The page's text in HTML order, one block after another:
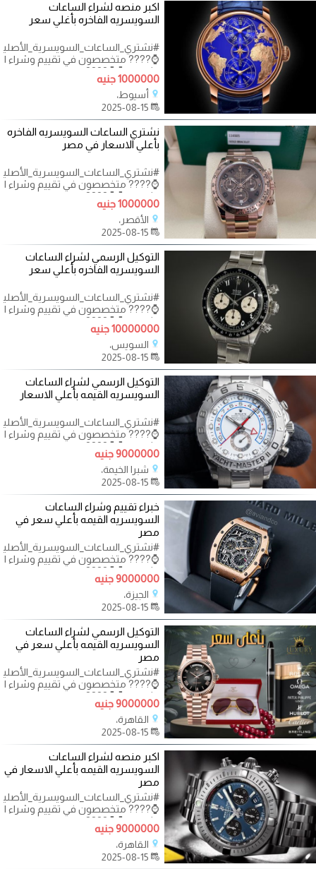
اكبر منصه لشراء الساعات
السويسريه الفاخره بأغلي سعر
⌚???? متخصصون في تقييم وشراء
الثمينة.. ⌚⌚????
1000000 جنيه
أسيوط،
نشتري الساعات السويسريه الفاخره
بأعلي الاسعار في مصر
⌚???? متخصصون في تقييم وشراء
الثمينة.. ⌚⌚????
1000000 جنيه
الأقصر،
التوكيل الرسمي لشراء الساعات
السويسريه الفاخره بأعلي سعر
⌚???? متخصصون في تقييم وشراء
الثمينة.. ⌚⌚????
10000000 جنيه
السويس،
التوكيل الرسمي لشراء الساعات
السويسريه القيمه بأعلي الاسعار
⌚???? متخصصون في تقييم وشراء
الثمينة.. ⌚⌚????
9000000 جنيه
شبرا الخيمة،
خبراء تقييم وشراء الساعات
السويسريه القيمه بأعلي سعر في
مصر
⌚???? متخصصون في تقييم وشراء
الثمينة.. ⌚⌚????
9000000 جنيه
الجيزة،
التوكيل الرسمي لشراء الساعات
السويسريه القيمه بأعلي سعر في
مصر
⌚???? متخصصون في تقييم وشراء
الثمينة.. ⌚⌚????
9000000 جنيه
القاهرة،
اكبر منصه لشراء الساعات
السويسريه القيمه بأعلي الاسعار في
مصر
⌚???? متخصصون في تقييم وشراء
الثمينة.. ⌚⌚????
9000000 جنيه
القاهرة،